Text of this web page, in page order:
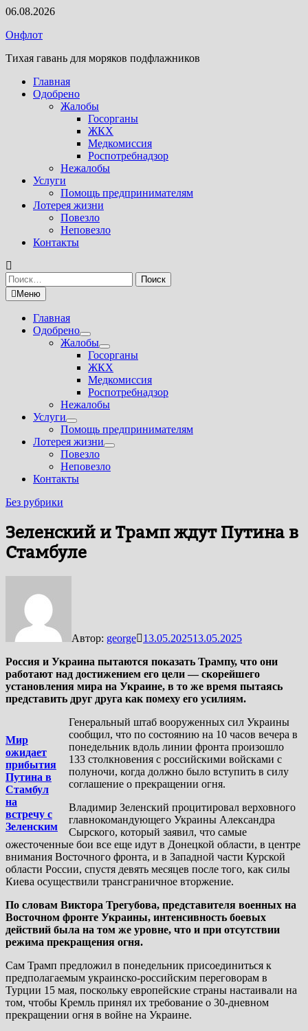
Перейти
содержимому
06.08.2026
Онфлот
Тихая гавань для моряков подфлажников
Главная
Одобрено
Жалобы
Госорганы
ЖКХ
Медкомиссия
Роспотребнадзор
Нежалобы
Услуги
Помощь предпринимателям
Лотерея жизни
Повезло
Неповезло
Контакты
Найти:
Меню
Главная
Одобрено
Показать
подменю
Жалобы
Показать
подменю
Госорганы
ЖКХ
Медкомиссия
Роспотребнадзор
Нежалобы
Услуги
Показать
подменю
Помощь предпринимателям
Лотерея жизни
Показать
Повезло
Неповезло
Контакты
Без рубрики
Зеленский и Трамп ждут Путина в
Стамбуле
Автор: george 13.05.202513.05.2025
Россия и Украина пытаются показать Трампу, что они
работают над достижением его цели — скорейшего
установления мира на Украине, в то же время пытаясь
представить друг друга как помеху его усилиям.
Мир
ожидает
прибытия
Путина в
Стамбул
на
встречу с
Зеленским
Генеральный штаб вооруженных сил Украины
сообщил, что по состоянию на 10 часов вечера в
понедельник вдоль линии фронта произошло
133 столкновения с российскими войсками с
полуночи, когда должно было вступить в силу
соглашение о прекращении огня.
Владимир Зеленский процитировал верховного
главнокомандующего Украины Александра
Сырского, который заявил, что самые
ожесточенные бои все еще идут в Донецкой области, в центре
внимания Восточного фронта, и в Западной части Курской
области России, спустя девять месяцев после того, как силы
Киева осуществили трансграничное вторжение.
По словам Виктора Трегубова, представителя военных на
Восточном фронте Украины, интенсивность боевых
действий была на том же уровне, что и при отсутствии
режима прекращения огня.
Сам Трамп предложил в понедельник присоединиться к
предполагаемым украинско-российским переговорам в
Турции 15 мая, поскольку европейские страны настаивали на
том, чтобы Кремль принял их требование о 30-дневном
прекращении огня в войне на Украине.